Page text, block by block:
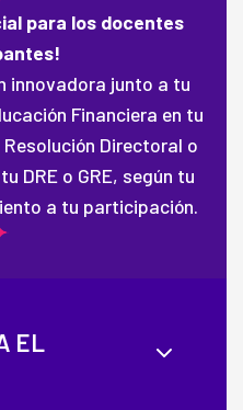
para los docentes
innovadora junto a tu
Financiera en tu
Directoral o
DRE o GRE, según tu
a tu participación.
EL